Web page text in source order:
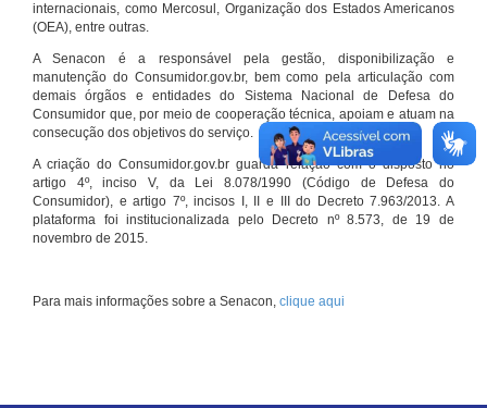
internacionais, como Mercosul, Organização dos Estados Americanos
(OEA), entre outras.
A Senacon é a responsável pela gestão, disponibilização e
manutenção do Consumidor.gov.br, bem como pela articulação com
demais órgãos e entidades do Sistema Nacional de Defesa do
Consumidor que, por meio de cooperação técnica, apoiam e atuam na
consecução dos objetivos do serviço.
A criação do Consumidor.gov.br guarda relação com o disposto no
artigo 4º, inciso V, da Lei 8.078/1990 (Código de Defesa do
Consumidor), e artigo 7º, incisos I, II e III do Decreto 7.963/2013. A
plataforma foi institucionalizada pelo Decreto nº 8.573, de 19 de
novembro de 2015.
Para mais informações sobre a Senacon, clique aqui